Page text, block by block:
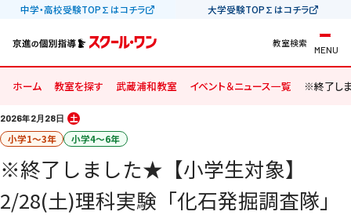
中学・高校受験TOP∑はコチラ 大学受験TOP∑はコチラ
教室検索
MENU
ホーム 教室を探す 武蔵浦和教室 イベント＆ニュース一覧 ※終了し
2026年2月 28日 土
小学1〜3年 小学4〜6年
※終了しました★【小学生対象】
2/28(土)理科実験「化石発掘調査隊」